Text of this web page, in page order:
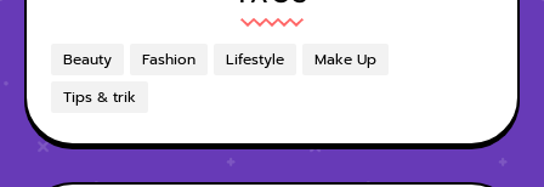
Beauty Fashion Lifestyle
Make Up
Tips & trik